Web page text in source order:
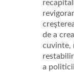
de a
cuvinte,
a